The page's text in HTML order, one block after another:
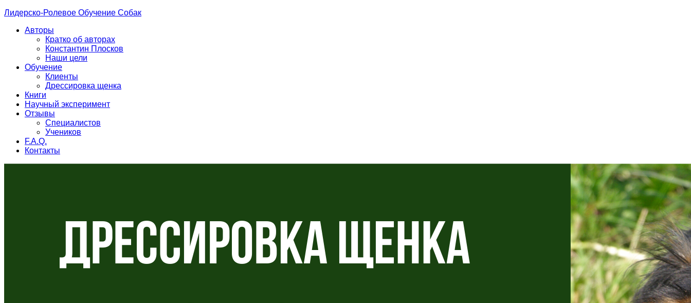
Лидерско-Ролевое Обучение Собак
Авторы
Кратко об авторах
Константин Плосков
Наши цели
Обучение
Клиенты
Дрессировка щенка
Книги
Научный эксперимент
Отзывы
Специалистов
Учеников
F.A.Q.
Контакты